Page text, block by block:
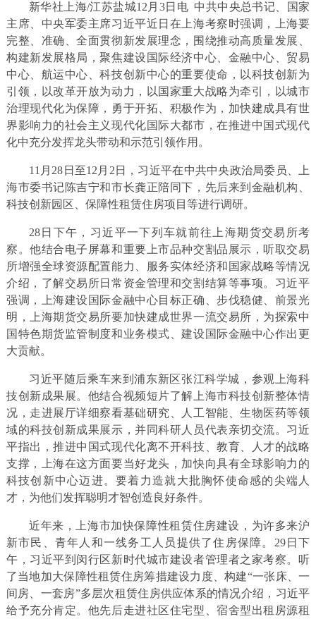
新华社上海/江苏盐城12月3日电 中共中央总书记、国家
主席、中央军委主席习近平近日在上海考察时强调，上海要
完整、准确、全面贯彻新发展理念，围绕推动高质量发展、
构建新发展格局，聚焦建设国际经济中心、金融中心、贸易
中心、航运中心、科技创新中心的重要使命，以科技创新为
引领，以改革开放为动力，以国家重大战略为牵引，以城市
治理现代化为保障，勇于开拓、积极作为，加快建成具有世
界影响力的社会主义现代化国际大都市，在推进中国式现代
化中充分发挥龙头带动和示范引领作用。
11月28日至12月2日，习近平在中共中央政治局委员、上
海市委书记陈吉宁和市长龚正陪同下，先后来到金融机构、
科技创新园区、保障性租赁住房项目等进行调研。
28日下午，习近平一下列车就前往上海期货交易所考
察。他结合电子屏幕和重要上市品种交割品展示，听取交易
所增强全球资源配置能力、服务实体经济和国家战略等情况
介绍，了解交易所日常资金管理和交割结算等事项。习近平
强调，上海建设国际金融中心目标正确、步伐稳健、前景光
明，上海期货交易所要加快建成世界一流交易所，为探索中
国特色期货监管制度和业务模式、建设国际金融中心作出更
大贡献。
习近平随后乘车来到浦东新区张江科学城，参观上海科
技创新成果展。他结合视频短片了解上海市科技创新整体情
况，走进展厅详细察看基础研究、人工智能、生物医药等领
域的科技创新成果展示，并同科研人员代表亲切交流。习近
平指出，推进中国式现代化离不开科技、教育、人才的战略
支撑，上海在这方面要当好龙头，加快向具有全球影响力的
科技创新中心迈进。要着力造就大批胸怀使命感的尖端人
才，为他们发挥聪明才智创造良好条件。
近年来，上海市加快保障性租赁住房建设，为许多来沪
新市民、青年人和一线务工人员提供了住房保障。29日下
午，习近平到闵行区新时代城市建设者管理者之家考察。听
了当地加大保障性租赁住房筹措建设力度、构建“一张床、一
间房、一套房”多层次租赁住房供应体系的情况介绍，习近平
给予充分肯定。他先后走进社区住宅型、宿舍型出租房源租